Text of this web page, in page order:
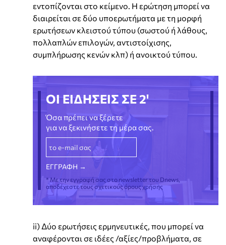
εντοπίζονται στο κείμενο. Η ερώτηση μπορεί να
διαιρείται σε δύο υποερωτήματα με τη μορφή
ερωτήσεων κλειστού τύπου (σωστού ή λάθους,
πολλαπλών επιλογών, αντιστοίχισης,
συμπλήρωσης κενών κλπ) ή ανοικτού τύπου.
ΟΙ ΕΙΔΗΣΕΙΣ ΣΕ 2'
Όσα πρέπει να ξέρετε
για να ξεκινήσετε τη μέρα σας.
* Με την εγγραφή σας στο newsletter του Dnews,
αποδέχεστε τους σχετικούς όρους χρήσης
ii) Δύο ερωτήσεις ερμηνευτικές, που μπορεί να
αναφέρονται σε ιδέες /αξίες/προβλήματα, σε